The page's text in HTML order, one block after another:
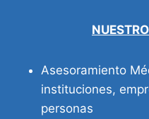
Asesoramiento
instituciones,
personas